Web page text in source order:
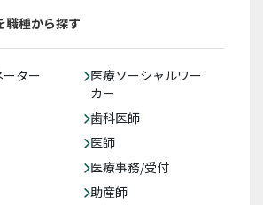
職種から探す
ター
医療ソーシャルワー
カー
歯科医師
医師
医療事務/受付
助産師